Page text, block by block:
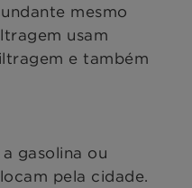
mesmo
usam
e também
gasolina ou
pela cidade.